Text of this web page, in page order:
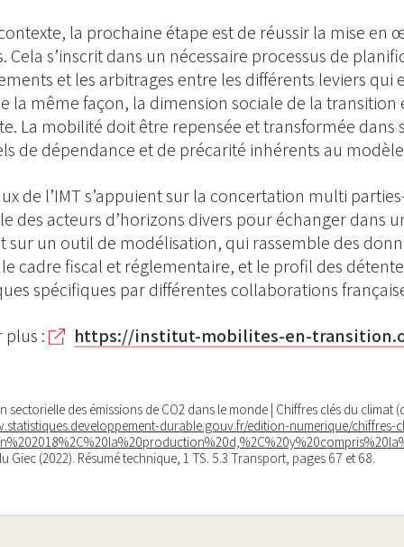
la prochaine étape est de réussir la mise
Cela s’inscrit dans un nécessaire processus de
et les arbitrages entre les différents leviers
la même façon, la dimension sociale de la
La mobilité doit être repensée et transformée
de dépendance et de précarité inhérents au
de l’IMT s’appuient sur la concertation multi
des acteurs d’horizons divers pour échanger dans
sur un outil de modélisation, qui rassemble des
cadre fiscal et réglementaire, et le profil des
spécifiques par différentes collaborations
plus :
https://institut-mobilites-en-
sectorielle des émissions de CO2 dans le monde | Chiffres clés du
durable.gouv.fr/edition-numerique/
Giec (2022). Résumé technique, 1 TS. 5.3 Transport, pages 67 et 68.